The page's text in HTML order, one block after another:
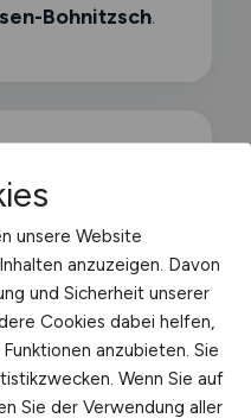
Bohnitzsch.
du den
ab. erstellst
koordinierst die
an Speditionen
unsere Website
anzuzeigen. Davon
und Sicherheit unserer
Cookies dabei helfen,
anzubieten. Sie
Wenn Sie auf
Sie der Verwendung aller